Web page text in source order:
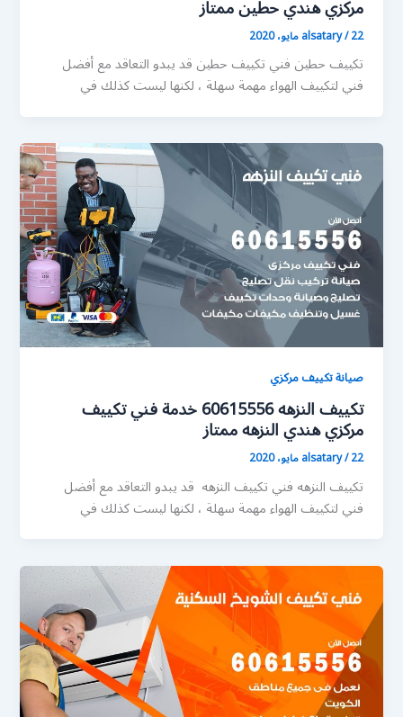
مركزي هندي حطين ممتاز
alsatary/22 مايو، 2020
تكييف حطين فني تكييف حطين قد يبدو التعاقد مع أفضل
فني لتكييف الهواء مهمة سهلة ، لكنها ليست كذلك في
صيانة تكييف مركزي
تكييف النزهه 60615556 خدمة فني تكييف
مركزي هندي النزهه ممتاز
alsatary/22 مايو، 2020
تكييف النزهه فني تكييف النزهه قد يبدو التعاقد مع أفضل
فني لتكييف الهواء مهمة سهلة ، لكنها ليست كذلك في